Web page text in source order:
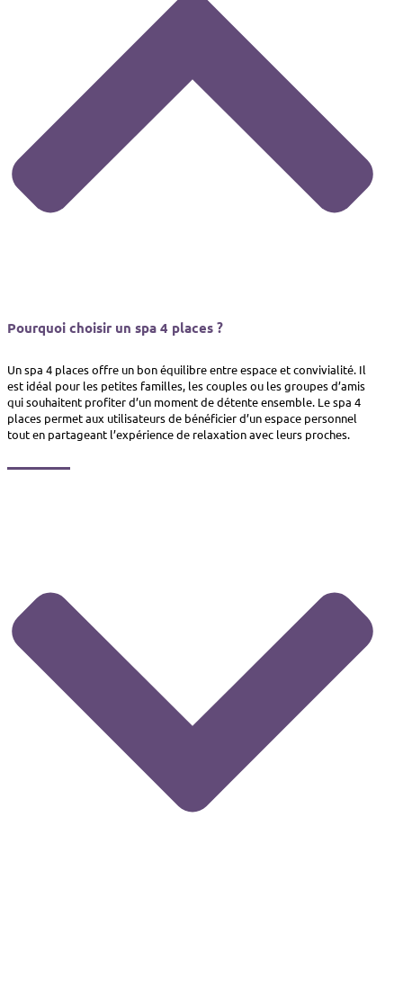
Pourquoi choisir un spa 4 places ?
Un spa 4 places offre un bon équilibre entre espace et convivialité. Il
est idéal pour les petites familles, les couples ou les groupes d’amis
qui souhaitent profiter d’un moment de détente ensemble. Le spa 4
places permet aux utilisateurs de bénéficier d’un espace personnel
tout en partageant l’expérience de relaxation avec leurs proches.